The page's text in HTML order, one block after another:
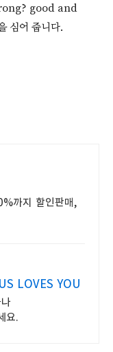
good and
심어 줍니다.
까지 할인판매,
LOVES YOU
요.